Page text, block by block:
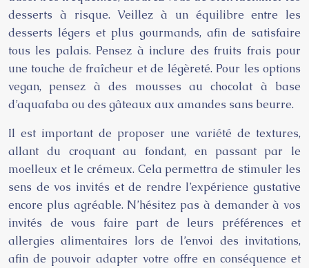
desserts à risque. Veillez à un équilibre entre les
desserts légers et plus gourmands, afin de satisfaire
tous les palais. Pensez à inclure des fruits frais pour
une touche de fraîcheur et de légèreté. Pour les options
vegan, pensez à des mousses au chocolat à base
d’aquafaba ou des gâteaux aux amandes sans beurre.
Il est important de proposer une variété de textures,
allant du croquant au fondant, en passant par le
moelleux et le crémeux. Cela permettra de stimuler les
sens de vos invités et de rendre l’expérience gustative
encore plus agréable. N’hésitez pas à demander à vos
invités de vous faire part de leurs préférences et
allergies alimentaires lors de l’envoi des invitations,
afin de pouvoir adapter votre offre en conséquence et